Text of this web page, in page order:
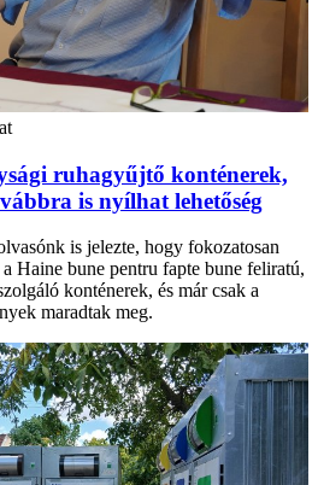
ruhagyűjtő konténerek,
is nyílhat lehetőség
is jelezte, hogy fokozatosan
Haine bune pentru fapte bune feliratú,
konténerek, és már csak a
maradtak meg.